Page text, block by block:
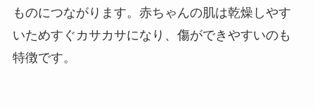
ものにつながります。赤ちゃんの肌は乾燥しやす
いためすぐカサカサになり、傷ができやすいのも
特徴です。